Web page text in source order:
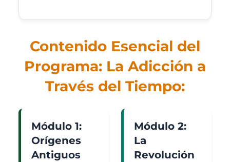
Contenido Esencial del
Programa: La Adicción a
Través del Tiempo:
Módulo 1:
Orígenes
Antiguos
Módulo 2:
La
Revolución